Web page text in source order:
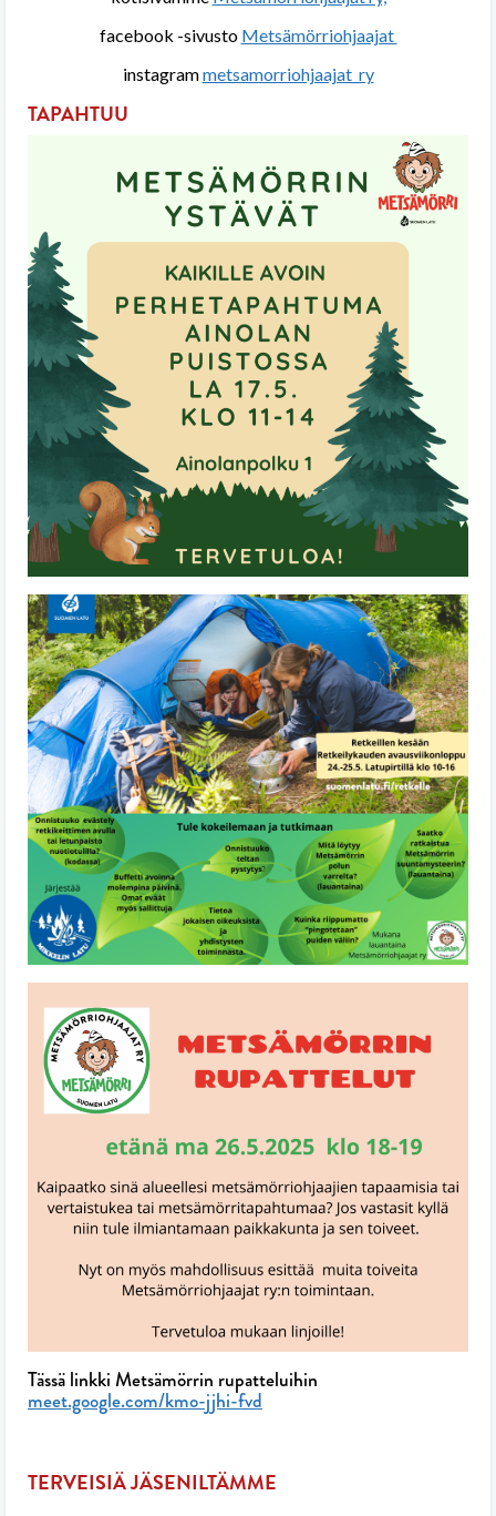
facebook -sivusto Metsämörriohjaajat
instagrammetsamorriohjaajat_ry
TAPAHTUU
Tässä linkki Metsämörrin rupatteluihin
meet.google.com/kmo-jjhi-fvd
TERVEISIÄ JÄSENILTÄMME